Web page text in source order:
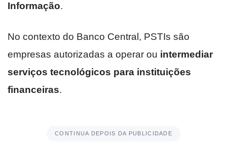
Informação.
No contexto do Banco Central, PSTIs são
empresas autorizadas a operar ou intermediar
serviços tecnológicos para instituições
financeiras.
CONTINUA DEPOIS DA PUBLICIDADE